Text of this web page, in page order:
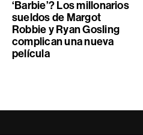
‘Barbie’? Los millonarios
sueldos de Margot
Robbie y Ryan Gosling
complican una nueva
película